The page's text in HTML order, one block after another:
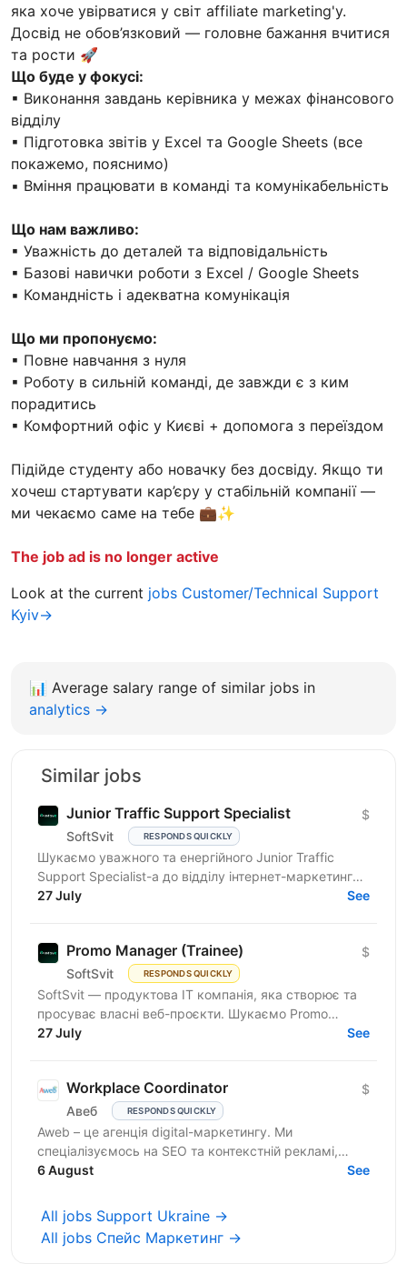
яка хоче увірватися у світ affiliate marketing'у.
Досвід не обов’язковий — головне бажання вчитися
та рости 🚀
Що буде у фокусі:
▪ Виконання завдань керівника у межах фінансового
відділу
▪ Підготовка звітів у Excel та Google Sheets (все
покажемо, пояснимо)
▪ Вміння працювати в команді та комунікабельність
Що нам важливо:
▪ Уважність до деталей та відповідальність
▪ Базові навички роботи з Excel / Google Sheets
▪ Командність і адекватна комунікація
Що ми пропонуємо:
▪ Повне навчання з нуля
▪ Роботу в сильній команді, де завжди є з ким
порадитись
▪ Комфортний офіс у Києві + допомога з переїздом
Підійде студенту або новачку без досвіду. Якщо ти
хочеш стартувати кар’єру у стабільній компанії —
ми чекаємо саме на тебе 💼✨
The job ad is no longer active
Look at the current jobs Customer/Technical Support
Kyiv→
📊 Average salary range of similar jobs in
analytics →
Similar jobs
Junior Traffic Support Specialist
SoftSvit RESPONDS QUICKLY
$
Шукаємо уважного та енергійного Junior Traffic
Support Specialist-а до відділу інтернет-маркетингу
продуктової ІТ-компанії. Якщо Ви прагнете
27 July See
Promo Manager (Trainee)
SoftSvit RESPONDS QUICKLY
$
SoftSvit — продуктова IT компанія, яка створює та
просуває власні веб-проєкти. Шукаємо Promo
Manager (Trainee): якщо ти на старті кар'єри й хочеш
27 July See
Workplace Coordinator
Авеб RESPONDS QUICKLY
$
Aweb – це агенція digital-маркетингу. Ми
спеціалізуємось на SEO та контекстній рекламі,
працюємо із середнім бізнесом, як в Україні, так і за
6 August See
All jobs Support Ukraine →
All jobs Спейс Маркетинг →